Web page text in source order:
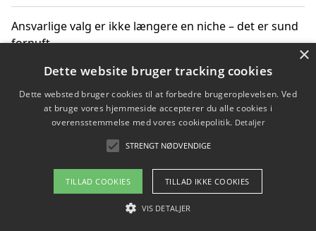
Ansvarlige valg er ikke længere en niche – det er sund
fornuft
Sådan kan du handle bæredygtigt og bestil med
faktura
Om / kontakt
Blog Betingelser
×
Dette website bruger tracking cookies
Dette websted bruger cookies til at forbedre brugeroplevelsen. Ved
at bruge vores hjemmeside accepterer du alle cookies i
overensstemmelse med vores cookiepolitik. Detaljer
STRENGT NØDVENDIGE
TILLAD COOKIES TILLAD IKKE COOKIES
VIS DETALJER